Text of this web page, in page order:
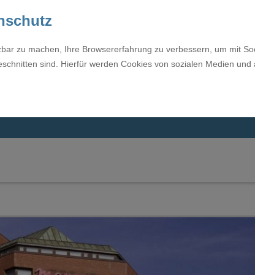
zu machen, Ihre Browsererfahrung zu verbessern, um mit
sind. Hierfür werden Cookies von sozialen Medien und